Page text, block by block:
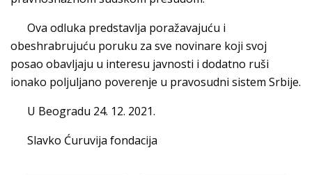
Ova odluka predstavlja poražavajuću i
obeshrabrujuću poruku za sve novinare koji svoj
posao obavljaju u interesu javnosti i dodatno ruši
ionako poljuljano poverenje u pravosudni sistem Srbije.
U Beogradu 24. 12. 2021.
Slavko Ćuruvija fondacija